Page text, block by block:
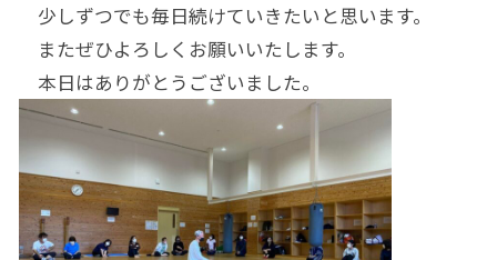
少しずつでも毎日続けていきたいと思います。
またぜひよろしくお願いいたします。
本日はありがとうございました。